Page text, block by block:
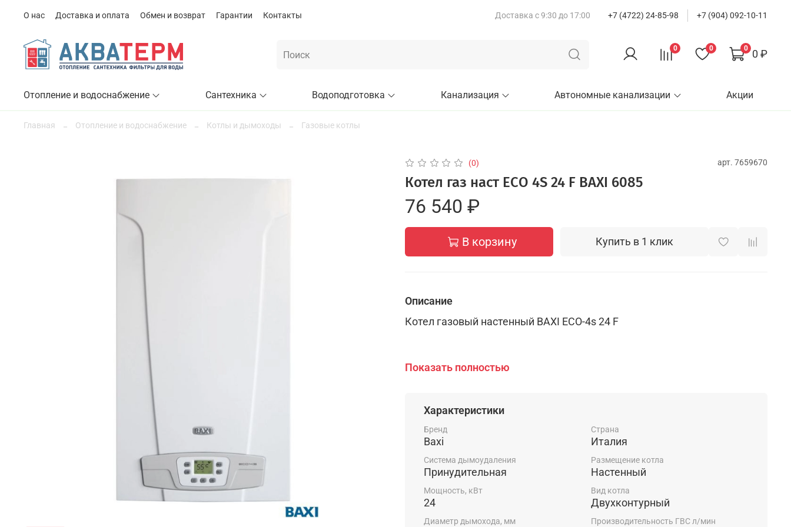
О нас Доставка и оплата Обмен и возврат Гарантии Контакты Доставка с 9:30 до 17:00 +7 (4722) 24-85-98 +7 (904) 092-10-11
0 0 0 0 ₽
Отопление и водоснабжение Сантехника Водоподготовка Канализация Автономные канализации Акции
Главная Отопление и водоснабжение Котлы и дымоходы Газовые котлы
(0) арт. 7659670
Котел газ наст ECO 4S 24 F BAXI 6085
76 540 ₽
В корзину Купить в 1 клик
Описание
Котел газовый настенный BAXI ECO-4s 24 F
24 кВт, отопление и горячая вода, закрытая камера сгорания
ГАЗОВАЯ СИСТЕМА
- Непрерывная электронная модуляция пламени в режимах отопления и
ГВС;
Показать полностью
Характеристики
Бренд
Baxi
Страна
Италия
Система дымоудаления
Принудительная
Размещение котла
Настенный
Мощность, кВт
24
Вид котла
Двухконтурный
Диаметр дымохода, мм Производительность ГВС л/мин